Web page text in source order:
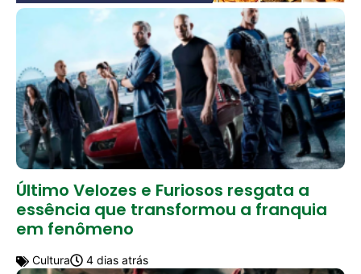
Último Velozes e Furiosos resgata a
essência que transformou a franquia
em fenômeno
Cultura 4 dias atrás